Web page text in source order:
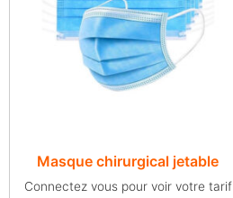
Masque chirurgical jetable
Connectez vous pour voir votre tarif